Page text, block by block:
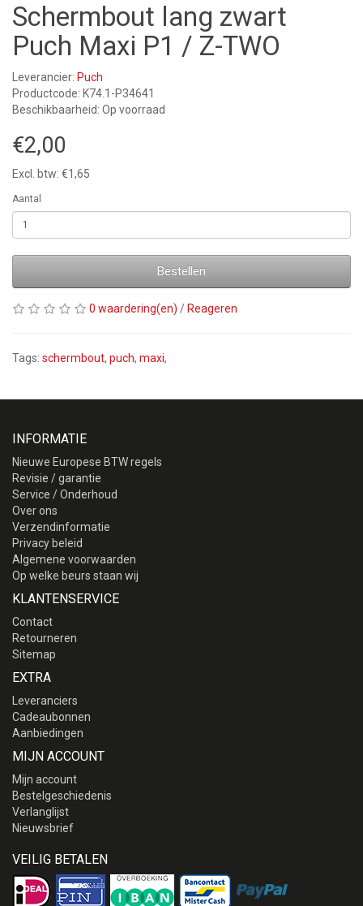
Schermbout lang zwart
Puch Maxi P1 / Z-TWO
Leverancier: Puch
Productcode: K74.1-P34641
Beschikbaarheid: Op voorraad
€2,00
Excl. btw: €1,65
Aantal
Bestellen
0 waardering(en) / Reageren
Tags: schermbout, puch, maxi,
INFORMATIE
Nieuwe Europese BTW regels
Revisie / garantie
Service / Onderhoud
Over ons
Verzendinformatie
Privacy beleid
Algemene voorwaarden
Op welke beurs staan wij
KLANTENSERVICE
Contact
Retourneren
Sitemap
EXTRA
Leveranciers
Cadeaubonnen
Aanbiedingen
MIJN ACCOUNT
Mijn account
Bestelgeschiedenis
Verlanglijst
Nieuwsbrief
VEILIG BETALEN